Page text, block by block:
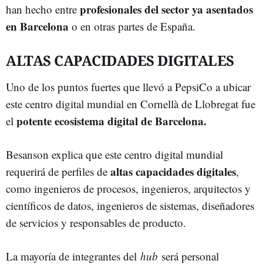
han hecho entre profesionales del sector ya asentados
en Barcelona o en otras partes de España.
ALTAS CAPACIDADES DIGITALES
Uno de los puntos fuertes que llevó a PepsiCo a ubicar
este centro digital mundial en Cornellà de Llobregat fue
el potente ecosistema digital de Barcelona.
Besanson explica que este centro digital mundial
requerirá de perfiles de altas capacidades digitales,
como ingenieros de procesos, ingenieros, arquitectos y
científicos de datos, ingenieros de sistemas, diseñadores
de servicios y responsables de producto.
La mayoría de integrantes del hub será personal